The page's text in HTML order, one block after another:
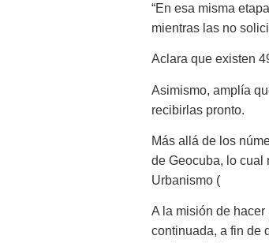
“En esa misma
mientras las no
Aclara que existen
Asimismo, amplía
recibirlas pronto.
Más allá de los
de Geocuba, lo cual
Urbanismo (
A la misión de
continuada, a fin de